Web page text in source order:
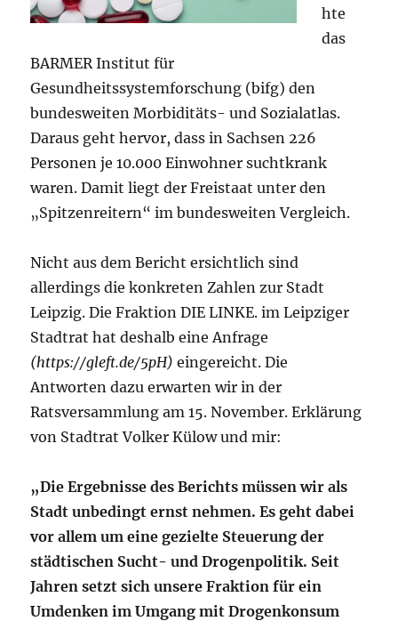
hte
das
BARMER Institut für
Gesundheitssystemforschung (bifg) den
bundesweiten Morbiditäts- und Sozialatlas.
Daraus geht hervor, dass in Sachsen 226
Personen je 10.000 Einwohner suchtkrank
waren. Damit liegt der Freistaat unter den
„Spitzenreitern“ im bundesweiten Vergleich.
Nicht aus dem Bericht ersichtlich sind
allerdings die konkreten Zahlen zur Stadt
Leipzig. Die Fraktion DIE LINKE. im Leipziger
Stadtrat hat deshalb eine Anfrage
(https://gleft.de/5pH) eingereicht. Die
Antworten dazu erwarten wir in der
Ratsversammlung am 15. November. Erklärung
von Stadtrat Volker Külow und mir:
„Die Ergebnisse des Berichts müssen wir als
Stadt unbedingt ernst nehmen. Es geht dabei
vor allem um eine gezielte Steuerung der
städtischen Sucht- und Drogenpolitik. Seit
Jahren setzt sich unsere Fraktion für ein
Umdenken im Umgang mit Drogenkonsum